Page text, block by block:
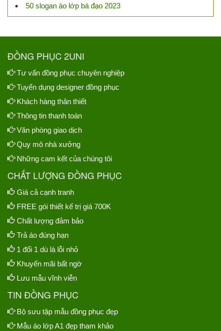
50 slogan áo lớp bá đạo 2023
ĐỒNG PHỤC 2UNI
Tư vấn đồng phục chuyên nghiệp
Tuyển dụng designer đồng phục
Khách hàng thân thiết
Thông tin thanh toán
Văn phòng giao dịch
Quy mô nhà xưởng
Những cam kết của chúng tôi
CHẤT LƯỢNG ĐỒNG PHỤC
Giá cả cạnh tranh
FREE gói thiết kế trị giá 700K
Chất lượng đảm bảo
Trả áo đúng hạn
1 đổi 1 dù là lỗi nhỏ
Khuyến mãi bất ngờ
Lưu mẫu vĩnh viễn
TIN ĐỒNG PHỤC
Bộ sưu tập mẫu đồng phục đẹp
Mẫu áo lớp A1 đẹp tham khảo